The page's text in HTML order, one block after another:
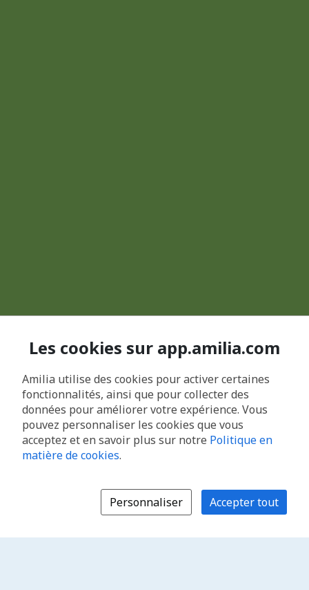
Les cookies sur app.amilia.com
Amilia utilise des cookies pour activer certaines
fonctionnalités, ainsi que pour collecter des
données pour améliorer votre expérience. Vous
pouvez personnaliser les cookies que vous
acceptez et en savoir plus sur notre Politique en
matière de cookies.
Personnaliser Accepter tout